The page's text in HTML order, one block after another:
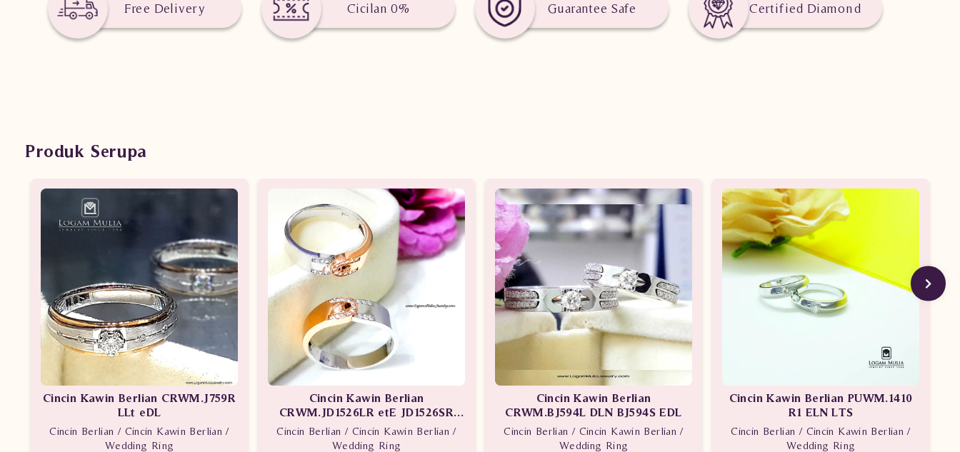
Free Delivery Cicilan 0% Guarantee Safe Certified Diamond
Produk Serupa
Cincin Kawin Berlian CRWM.J759R
LLt eDL
Cincin Berlian / Cincin Kawin Berlian /
Wedding Ring
Cincin Kawin Berlian
CRWM.JD1526LR etE JD1526SR
tDN
Cincin Berlian / Cincin Kawin Berlian /
Wedding Ring
Cincin Kawin Berlian
CRWM.BJ594L DLN BJ594S EDL
Cincin Berlian / Cincin Kawin Berlian /
Wedding Ring
Cincin Kawin Berlian PUWM.1410
R1 ELN LTS
Cincin Berlian / Cincin Kawin Berlian /
Wedding Ring